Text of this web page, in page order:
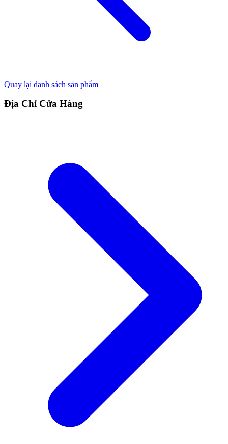
Quay lại danh sách sản phẩm
Địa Chỉ Cửa Hàng